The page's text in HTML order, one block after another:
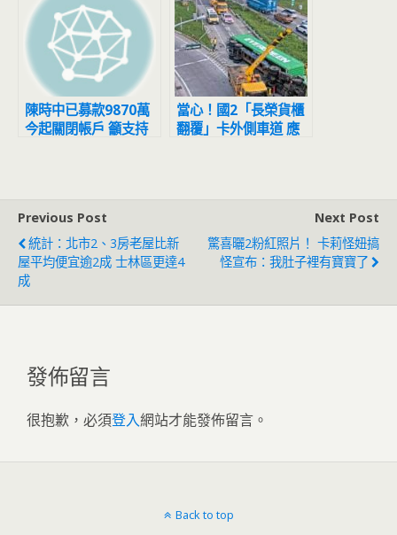
陳時中已募款9870萬
今起關閉帳戶 籲支持
當心！國2「長榮貨櫃
翻覆」卡外側車道 應
Previous Post
統計：北市2、3房老屋比新
屋平均便宜逾2成 士林區更達4
成
Next Post
驚喜曬2粉紅照片！ 卡莉怪妞搞
怪宣布：我肚子裡有寶寶了
發佈留言
很抱歉，必須登入網站才能發佈留言。
Back to top